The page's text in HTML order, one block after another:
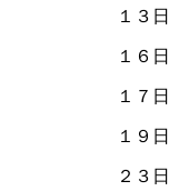
１３
１６
１７
１９
２３